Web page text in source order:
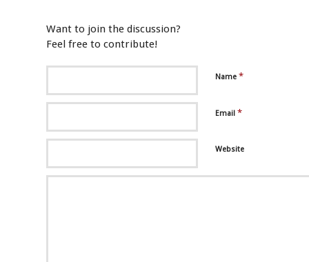
Want to join the discussion?
Feel free to contribute!
Name *
Email *
Website